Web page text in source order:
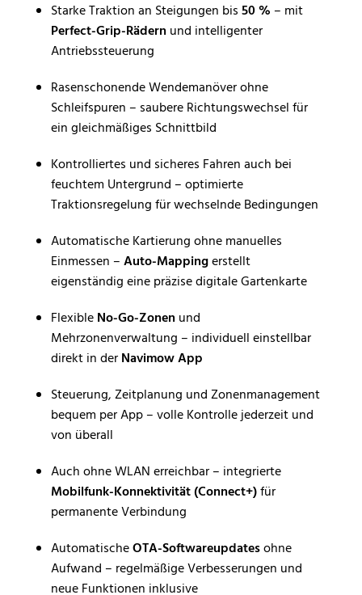
Starke Traktion an Steigungen bis50 % – mit
Perfect-Grip-Rädern und intelligenter
Antriebssteuerung
Rasenschonende Wendemanöver ohne
Schleifspuren – saubere Richtungswechsel für
ein gleichmäßiges Schnittbild
Kontrolliertes und sicheres Fahren auch bei
feuchtem Untergrund – optimierte
Traktionsregelung für wechselnde Bedingungen
Automatische Kartierung ohne manuelles
Einmessen –Auto-Mappingerstellt
eigenständig eine präzise digitale Gartenkarte
FlexibleNo-Go-Zonen und
Mehrzonenverwaltung – individuell einstellbar
direkt in derNavimow App
Steuerung, Zeitplanung und Zonenmanagement
bequem per App – volle Kontrolle jederzeit und
von überall
Auch ohne WLAN erreichbar – integrierte
Mobilfunk-Konnektivität (Connect+)für
permanente Verbindung
AutomatischeOTA-Softwareupdatesohne
Aufwand – regelmäßige Verbesserungen und
neue Funktionen inklusive